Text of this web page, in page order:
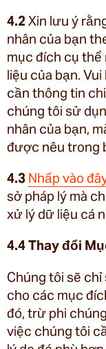
4.2 Xin lưu ý
nhân của bạn
mục đích cụ thể
liệu của bạn.
cần thông tin
chúng tôi sử
nhân của bạn,
được nêu trong
4.3 Nhấp vào
sở pháp lý mà
xử lý dữ liệu cá
4.4 Thay đổi
Chúng tôi sẽ
cho các mục
đó, trừ phi
việc chúng tôi